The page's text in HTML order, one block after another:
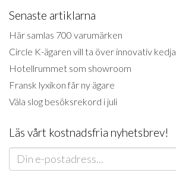
Senaste artiklarna
Här samlas 700 varumärken
Circle K-ägaren vill ta över innovativ kedja
Hotellrummet som showroom
Fransk lyxikon får ny ägare
Väla slog besöksrekord i juli
Läs vårt kostnadsfria nyhetsbrev!